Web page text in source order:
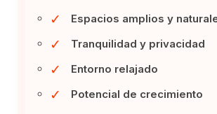
✓ Espacios amplios y
✓ Tranquilidad y privacidad
✓ Entorno relajado
✓ Potencial de crecimiento